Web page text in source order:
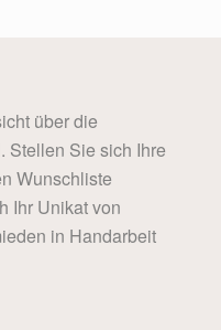
über die
Stellen Sie sich Ihre
Wunschliste
Ihr Unikat von
in Handarbeit